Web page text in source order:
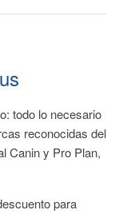
todo lo necesario
reconocidas del
Canin y Pro Plan,
para